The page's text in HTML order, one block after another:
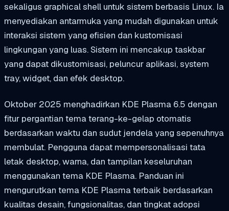
sekaligus graphical shell untuk sistem berbasis Linux. Ia
menyediakan antarmuka yang mudah digunakan untuk
interaksi sistem yang efisien dan kustomisasi
lingkungan yang luas. Sistem ini mencakup taskbar
yang dapat dikustomisasi, peluncur aplikasi, system
tray, widget, dan efek desktop.
Oktober 2025 menghadirkan KDE Plasma 6.5 dengan
fitur pergantian tema terang-ke-gelap otomatis
berdasarkan waktu dan sudut jendela yang sepenuhnya
membulat. Pengguna dapat mempersonalisasi tata
letak desktop, warna, dan tampilan keseluruhan
menggunakan tema KDE Plasma. Panduan ini
mengurutkan tema KDE Plasma terbaik berdasarkan
kualitas desain, fungsionalitas, dan tingkat adopsi